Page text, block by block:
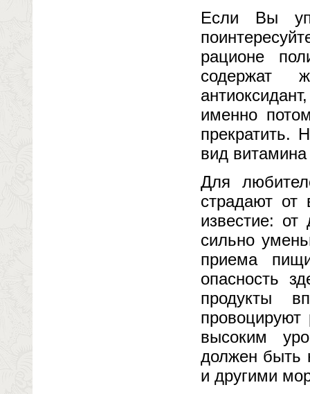
Если Вы
рационе
содержат
именно
прекратить.
вид
Для
страдают от
известие: от
сильно
приема
опасность
продукты
высоким
должен быть
и другими